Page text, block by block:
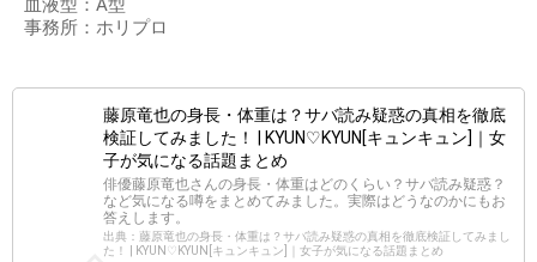
血液型：A型
事務所：ホリプロ
藤原竜也の身長・体重は？サバ読み疑惑の真相を徹底
検証してみました！ | KYUN♡KYUN[キュンキュン]｜女
子が気になる話題まとめ
俳優藤原竜也さんの身長・体重はどのくらい？サバ読み疑惑？
など気になる噂をまとめてみました。実際はどうなのかにもお
答えします。
出典：藤原竜也の身長・体重は？サバ読み疑惑の真相を徹底検証してみまし
た！ | KYUN♡KYUN[キュンキュン]｜女子が気になる話題まとめ